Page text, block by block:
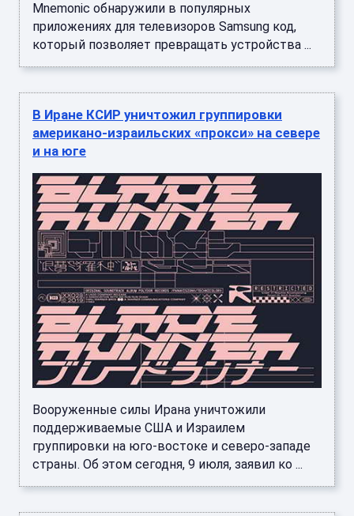
Mnemonic обнаружили в популярных
приложениях для телевизоров Samsung код,
который позволяет превращать устройства ...
В Иране КСИР уничтожил группировки
американо-израильских «прокси» на севере
и на юге
Вооруженные силы Ирана уничтожили
поддерживаемые США и Израилем
группировки на юго-востоке и северо-западе
страны. Об этом сегодня, 9 июля, заявил ко ...